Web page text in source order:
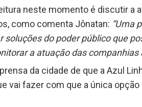
neste momento é discutir a
como comenta Jônatan: “Uma
soluções do poder público que
a atuação das companhias
da cidade de que a Azul
vai fazer com que a única